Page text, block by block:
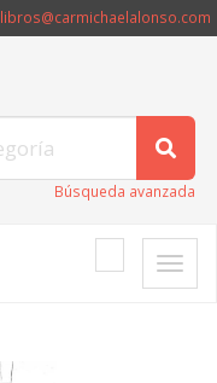
libros@carmichaelalonso.com
Búsqueda avanzada
Toggle